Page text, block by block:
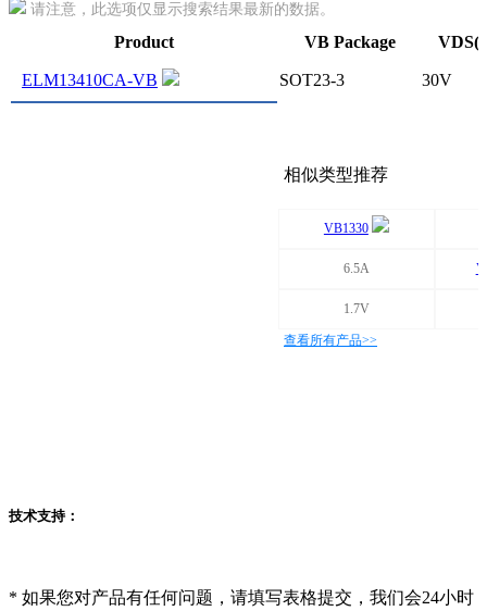
请注意，此选项仅显示搜索结果最新的数据。
Product VB Package
ELM13410CA-VB SOT23-3 30V
相似类型推荐
VB1330
6.5A
1.7V
查看所有产品>>
技术支持：
* 如果您对产品有任何问题，请填写表格提交，我们会24小时